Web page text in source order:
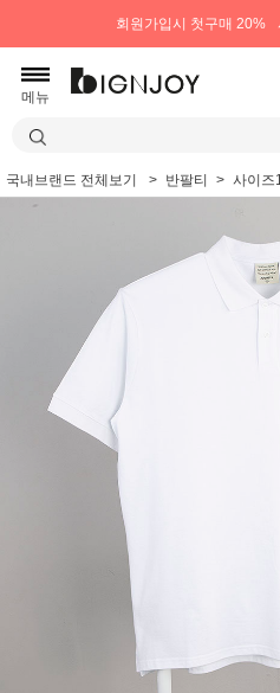
회원가입시 첫구매 20%
메뉴
국내브랜드 전체보기 반팔티 사이즈